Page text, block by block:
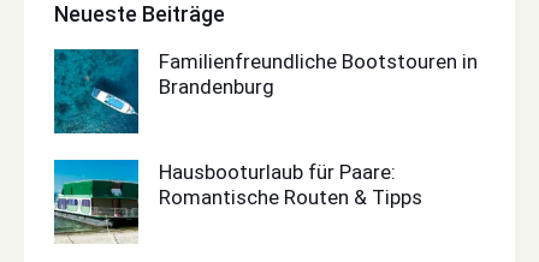
Neueste Beiträge
Familienfreundliche Bootstouren in
Brandenburg
Hausbooturlaub für Paare:
Romantische Routen & Tipps